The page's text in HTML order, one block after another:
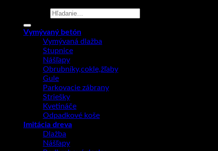
Vymývaný betón
Vymývaná dlažba
Stupnice
Nášľapy
Obrubníky,cokle,žľaby
Gule
Parkovacie zábrany
Striešky
Kvetináče
Odpadkové koše
Imitácia dreva
Dlažba
Nášľapy